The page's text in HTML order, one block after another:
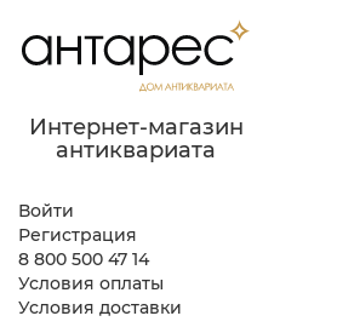
Интернет-магазин
антиквариата
Войти
Регистрация
8 800 500 47 14
Условия оплаты
Условия доставки